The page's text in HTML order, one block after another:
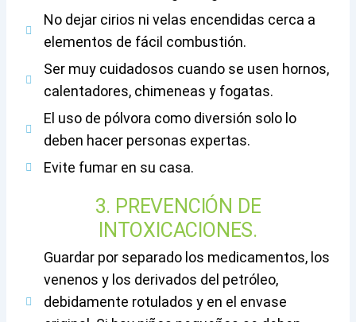
No dejar cirios ni velas encendidas cerca a
elementos de fácil combustión.
Ser muy cuidadosos cuando se usen hornos,
calentadores, chimeneas y fogatas.
El uso de pólvora como diversión solo lo
deben hacer personas expertas.
Evite fumar en su casa.
3. PREVENCIÓN DE
INTOXICACIONES.
Guardar por separado los medicamentos, los
venenos y los derivados del petróleo,
debidamente rotulados y en el envase